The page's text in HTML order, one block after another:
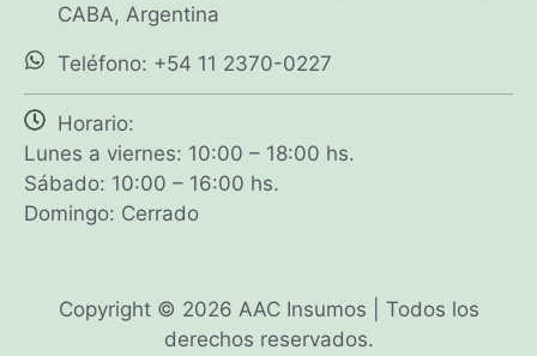
CABA, Argentina
Teléfono: +54 11 2370-0227
Horario:
Lunes a viernes: 10:00 – 18:00 hs.
Sábado: 10:00 – 16:00 hs.
Domingo: Cerrado
Copyright © 2026 AAC Insumos | Todos los
derechos reservados.